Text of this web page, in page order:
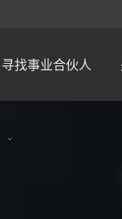
寻找事业合伙人